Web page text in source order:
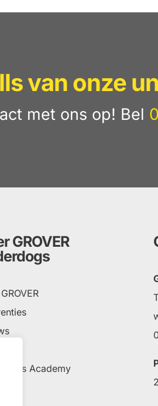
van onze
met ons op! Bel
GROVER
Academy